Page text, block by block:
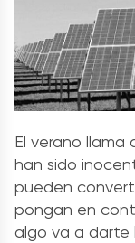
El verano
han sido
pueden
pongan en
algo va a darte